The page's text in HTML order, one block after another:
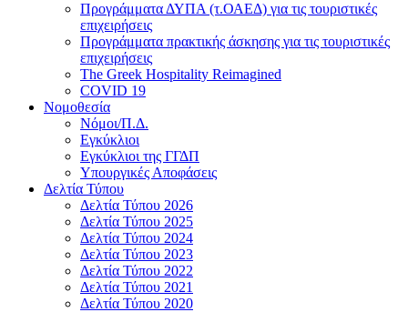
Προγράμματα ΔΥΠΑ (τ.ΟΑΕΔ) για τις τουριστικές
επιχειρήσεις
Προγράμματα πρακτικής άσκησης για τις τουριστικές
επιχειρήσεις
The Greek Hospitality Reimagined
COVID 19
Νομοθεσία
Νόμοι/Π.Δ.
Εγκύκλιοι
Εγκύκλιοι της ΓΓΔΠ
Υπουργικές Αποφάσεις
Δελτία Τύπου
Δελτία Τύπου 2026
Δελτία Τύπου 2025
Δελτία Τύπου 2024
Δελτία Τύπου 2023
Δελτία Τύπου 2022
Δελτία Τύπου 2021
Δελτία Τύπου 2020